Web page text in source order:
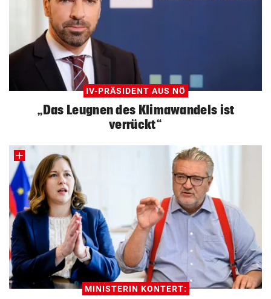
IV-PRÄSIDENT AUS NÖ
„Das Leugnen des Klimawandels ist
verrückt“
MINISTERIN KONTERT: